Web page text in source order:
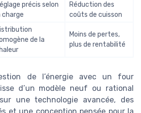
précis selon
charge
Réduction des
coûts de cuisson
de la
Moins de pertes,
plus de rentabilité
de l’énergie avec un four
d’un modèle neuf ou rational
une technologie avancée, des